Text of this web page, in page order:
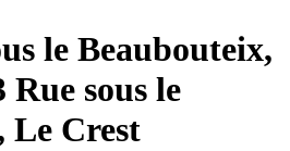
le Beaubouteix,
Rue sous le
Le Crest